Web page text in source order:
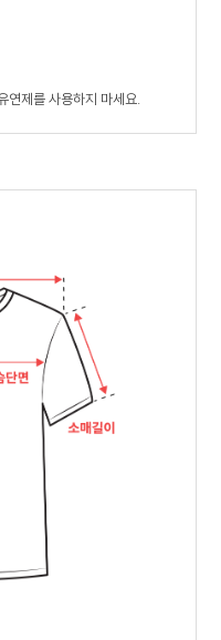
제를 사용하지 마세요.